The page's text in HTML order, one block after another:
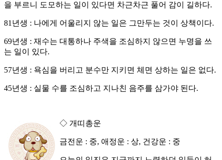
을 부르니 도모하는 일이 있다면 차근차근 풀어 감이 길하다.
81년생 : 나에게 어울리지 않는 일은 그만두는 것이 상책이다.
69년생 : 재수는 대통하나 주색을 조심하지 않으면 누명을 쓰
는 일이 있다.
57년생 : 욕심을 버리고 분수만 지키면 체면 상하는 일은 없다.
45년생 : 실물 수를 조심하고 지나친 음주를 삼가야 된다.
◇ 개띠총운
금전운 : 중, 애정운 : 상, 건강운 : 중